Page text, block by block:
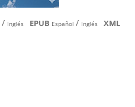
/ Inglés EPUB Español / Inglés XML